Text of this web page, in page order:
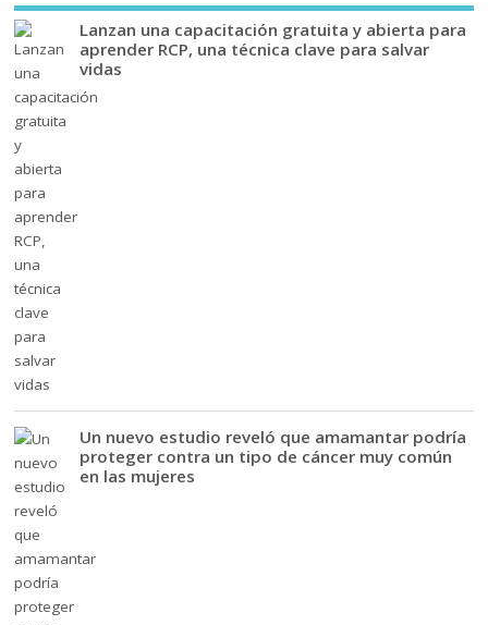
Lanzan una capacitación gratuita y abierta para
aprender RCP, una técnica clave para salvar
vidas
Un nuevo estudio reveló que amamantar podría
proteger contra un tipo de cáncer muy común
en las mujeres